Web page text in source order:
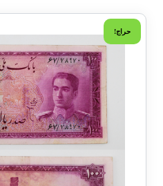
حراج!